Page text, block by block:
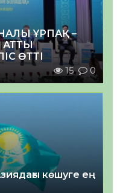
ҰРПАҚ –
ӨТТІ
15 0
көшуге ең